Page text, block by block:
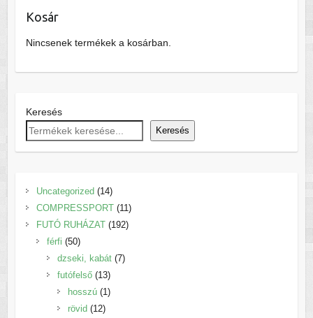
Kosár
Nincsenek termékek a kosárban.
Keresés
Keresés
Uncategorized 1414
termék
COMPRESSPORT 11 11
termék
FUTÓ RUHÁZAT 192192
férfi 5050
termék
dzseki, kabát 77
futófelső 1313
termék
hosszú 1 1
rövid 1212